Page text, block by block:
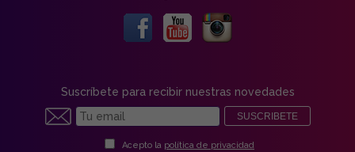
Suscríbete para recibir nuestras novedades
SUSCRIBETE
Acepto la política de privacidad